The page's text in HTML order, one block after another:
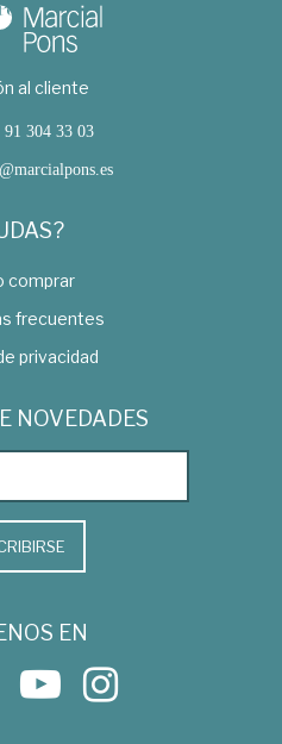
al cliente
304 33 03
comprar
frecuentes
privacidad
NOVEDADES
EN